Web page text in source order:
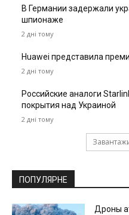
В Германии задержали
шпионаже
2 дні тому
Huawei представила
2 дні тому
Российские аналоги
покрытия над Украиной
2 дні тому
ПОПУЛЯРНЕ
Дроны